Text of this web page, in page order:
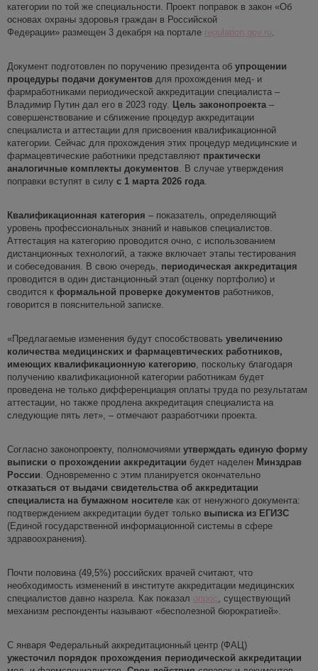
категории по той же специальности. Проект поправок в закон «Об
основах охраны здоровья граждан в Российской
Федерации» размещен 3 декабря на портале regulation.gov.ru
Документ подготовлен по поручению президента об упрощении
процедуры подачи документов для прохождения мед- и
фармработниками периодической аккредитации специалиста –
Владимир Путин дал его в 2023 году. Цель законопроекта –
совершенствование и сближение процедур аккредитации
специалиста и аттестации для присвоения квалификационной
категории. Сейчас для прохождения этих процедур медицинские и
фармацевтические работники представляют практически
аналогичные комплекты документов . В случае утверждения
поправки вступят в силу с 1 марта 2026 года
Квалификационная категория – показатель, определяющий
уровень профессиональных знаний и навыков специалистов.
Аттестация на категорию проводится очно, с использованием
дистанционных технологий, а также включает этапы тестирования
и собеседования. В свою очередь, периодическая аккредитация
проводится в один дистанционный этап (оценку портфолио) и
сводится к формальной проверке документов работников,
говорится в пояснительной записке.
«Предлагаемые изменения будут способствовать увеличению
количества медицинских и фармацевтических работников,
имеющих квалификационную категорию , поскольку благодаря
получению квалификационной категории работникам будет
проведена не только дифференциация оплаты труда по результатам
аттестации, но также продлена аккредитация специалиста на
следующие пять лет», – отмечают разработчики проекта.
Согласно законопроекту, полномочиями утверждать единую форму
выписки о прохождении аккредитации будет наделен Минздрав
России . Одновременно с этим планируется окончательно
отказаться от выдачи свидетельства об аккредитации
специалиста на бумажном носителе как от ненужного документа:
подтверждением аккредитации будет только выписка из ЕГИЗС
(Единой государственной информационной системы в сфере
здравоохранения).
Почти половина (49,5%) российских врачей считают, что
необходимость изменений в институте аккредитации медицинских
специалистов давно назрела. Как показал опрос , существующий
механизм респонденты называют «бесполезной бюрократией».
С января Федеральный аккредитационный центр (ФАЦ)
ужесточил порядок прохождения периодической аккредитации